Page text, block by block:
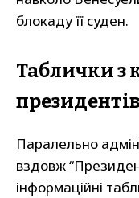
блокаду її суден.
Таблички з
Паралельно
вздовж
інформаційні